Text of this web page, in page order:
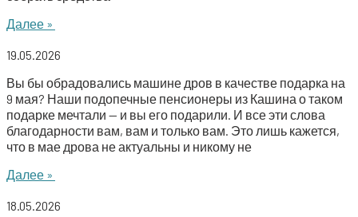
Далее »
19.05.2026
Вы бы обра­до­ва­лись машине дров в каче­стве подар­ка на
9 мая? Наши под­опеч­ные пен­си­о­не­ры из Каши­на о таком
подар­ке меч­та­ли — и вы его пода­ри­ли. И все эти сло­ва
бла­го­дар­но­сти вам, вам и толь­ко вам. Это лишь кажет­ся,
что в мае дро­ва не акту­аль­ны и нико­му не
Далее »
18.05.2026